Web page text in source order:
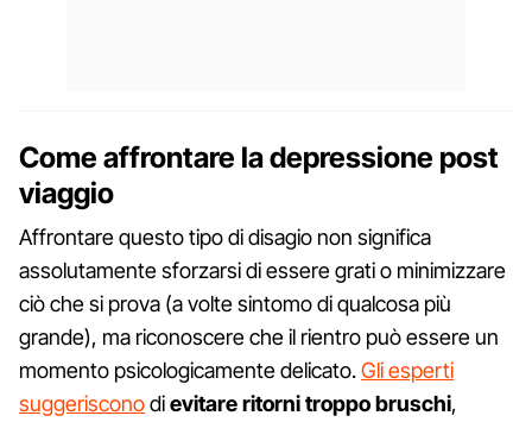
Come affrontare la depressione post
viaggio
Affrontare questo tipo di disagio non significa
assolutamente sforzarsi di essere grati o minimizzare
ciò che si prova (a volte sintomo di qualcosa più
grande), ma riconoscere che il rientro può essere un
momento psicologicamente delicato.Gli esperti
suggerisconodievitare ritorni troppo bruschi,